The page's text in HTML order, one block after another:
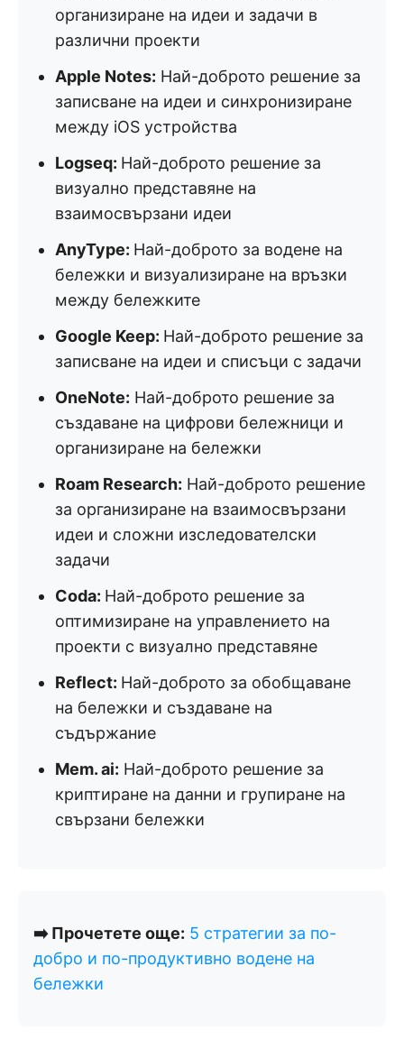
организиране на идеи и задачи в
различни проекти
Apple Notes: Най-доброто решение за
записване на идеи и синхронизиране
между iOS устройства
Logseq: Най-доброто решение за
визуално представяне на
взаимосвързани идеи
AnyType: Най-доброто за водене на
бележки и визуализиране на връзки
между бележките
Google Keep: Най-доброто решение за
записване на идеи и списъци с задачи
OneNote: Най-доброто решение за
създаване на цифрови бележници и
организиране на бележки
Roam Research: Най-доброто решение
за организиране на взаимосвързани
идеи и сложни изследователски
задачи
Coda: Най-доброто решение за
оптимизиране на управлението на
проекти с визуално представяне
Reflect: Най-доброто за обобщаване
на бележки и създаване на
съдържание
Mem. ai: Най-доброто решение за
криптиране на данни и групиране на
свързани бележки
➡️ Прочетете още: 5 стратегии за по-
добро и по-продуктивно водене на
бележки